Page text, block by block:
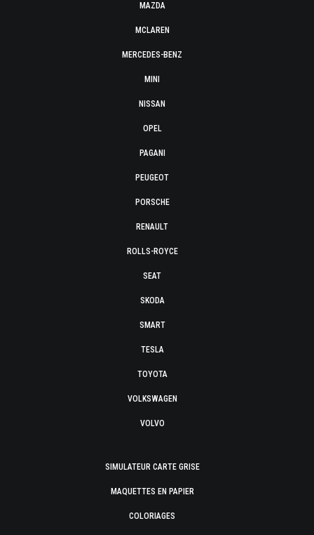
MAZDA
MCLAREN
MERCEDES-BENZ
MINI
NISSAN
OPEL
PAGANI
PEUGEOT
PORSCHE
RENAULT
ROLLS-ROYCE
SEAT
SKODA
SMART
TESLA
TOYOTA
VOLKSWAGEN
VOLVO
SIMULATEUR CARTE GRISE
MAQUETTES EN PAPIER
COLORIAGES